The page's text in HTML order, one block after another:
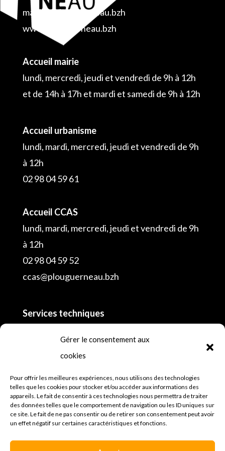
Gérer le consentement aux
cookies
Pour offrir les meilleures expériences, nous utilisons des technologies
telles que les cookies pour stocker et/ou accéder aux informations des
appareils. Le fait de consentir à ces technologies nous permettra de traiter
des données telles que le comportement de navigation ou les ID uniques sur
ce site. Le fait de ne pas consentir ou de retirer son consentement peut avoir
un effet négatif sur certaines caractéristiques et fonctions.
mairie@plouguerneau.bzh
www.plouguerneau.bzh
Accueil mairie
lundi, mercredi, jeudi et vendredi de 9h à 12h
et de 14h à 17h et mardi et samedi de 9h à 12h
Accueil urbanisme
lundi, mardi, mercredi, jeudi et vendredi de 9h
à 12h
02 98 04 59 61
Accueil CCAS
lundi, mardi, mercredi, jeudi et vendredi de 9h
à 12h
02 98 04 59 52
ccas@plouguerneau.bzh
Services techniques
lundi, mardi, mercredi, jeudi et vendredi de 8h
à 12h30 et de 13h30 à 18h et samedi
02 98 45 64 81
Mentions légales